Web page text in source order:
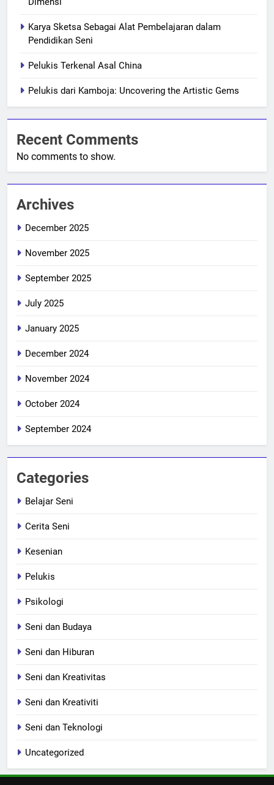
Karya Sketsa Sebagai Alat Pembelajaran dalam
Pendidikan Seni
Pelukis Terkenal Asal China
Pelukis dari Kamboja: Uncovering the Artistic Gems
Recent Comments
No comments to show.
Archives
December 2025
November 2025
September 2025
July 2025
January 2025
December 2024
November 2024
October 2024
September 2024
Categories
Belajar Seni
Cerita Seni
Kesenian
Pelukis
Psikologi
Seni dan Budaya
Seni dan Hiburan
Seni dan Kreativitas
Seni dan Kreativiti
Seni dan Teknologi
Uncategorized